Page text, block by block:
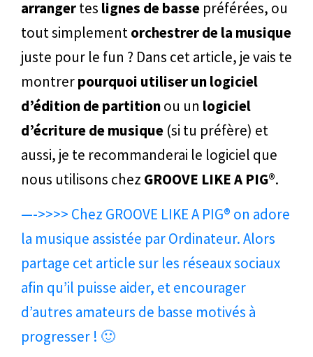
arrangertes lignes de basse préférées, ou
tout simplementorchestrer de la musique
juste pour le fun ? Dans cet article, je vais te
montrerpourquoi utiliser un logiciel
d’édition de partitionou un logiciel
d’écriture de musique (si tu préfère) et
aussi, je te recommanderai le logiciel que
nous utilisons chez GROOVE LIKE A PIG®.
—->>>> Chez GROOVE LIKE A PIG® on adore
la musique assistée par Ordinateur. Alors
partage cet article sur les réseaux sociaux
afin qu’il puisse aider, et encourager
d’autres amateurs de basse motivés à
progresser ! 🙂